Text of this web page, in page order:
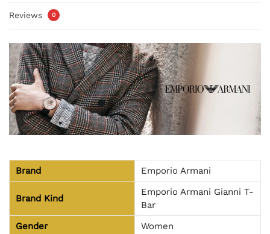
Reviews 0
Brand Emporio Armani
Brand Kind
Emporio Armani Gianni T-
Bar
Gender
Women